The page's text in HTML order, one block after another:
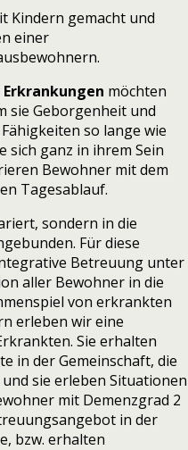
Kindern gemacht und
einer
möchten
sie Geborgenheit und
so lange wie
sich ganz in ihrem Sein
Bewohner mit dem
Tagesablauf.
sondern in die
Für diese
Betreuung unter
aller Bewohner in die
von erkrankten
erleben wir eine
Sie erhalten
in der Gemeinschaft, die
sie erleben Situationen
mit Demenzgrad 2
in der
bzw. erhalten